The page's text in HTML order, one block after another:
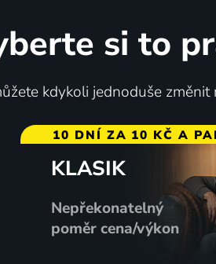
| Komedie, Drama
si to
kdykoli jednoduše změnit
10 DNÍ ZA 10 KČ A
KLASIK
Nepřekonatelný
poměr cena/výkon